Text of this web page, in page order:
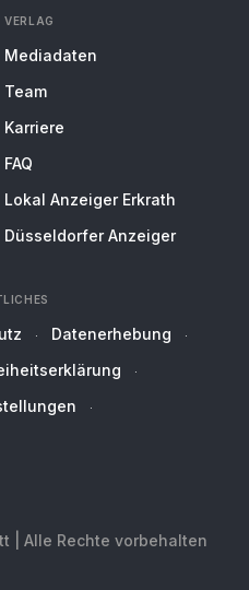
VERLAG
Mediadaten
Team
Karriere
FAQ
Lokal Anzeiger Erkrath
Düsseldorfer Anzeiger
Datenerhebung
| Alle Rechte vorbehalten